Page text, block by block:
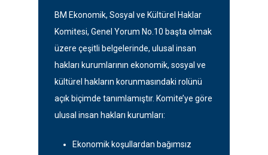
BM Ekonomik, Sosyal ve Kültürel Haklar
Komitesi, Genel Yorum No.10 başta olmak
üzere çeşitli belgelerinde, ulusal insan
hakları kurumlarının ekonomik, sosyal ve
kültürel hakların korunmasındaki rolünü
açık biçimde tanımlamıştır. Komite’ye göre
ulusal insan hakları kurumları:
Ekonomik koşullardan bağımsız